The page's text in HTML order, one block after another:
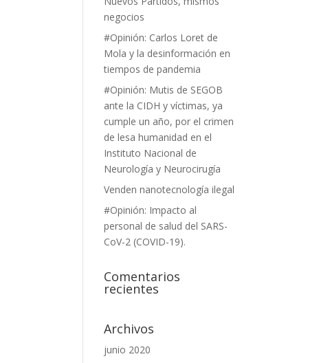
negocios
#Opinión: Carlos Loret de
Mola y la desinformación en
tiempos de pandemia
#Opinión: Mutis de SEGOB
ante la CIDH y víctimas, ya
cumple un año, por el crimen
de lesa humanidad en el
Instituto Nacional de
Neurología y Neurocirugía
Venden nanotecnología ilegal
#Opinión: Impacto al
personal de salud del SARS-
CoV-2 (COVID-19).
Comentarios
recientes
Archivos
junio 2020